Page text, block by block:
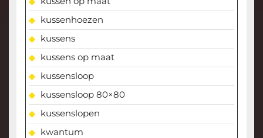
kussenhoezen
kussens
kussens op maat
kussensloop
kussensloop 80×80
kussenslopen
kwantum